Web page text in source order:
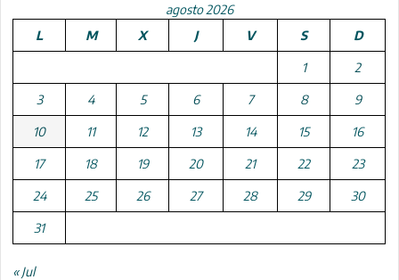
agosto 2026
L
M X J V S D
1 2
3 4 5 6 7 8 9
10 11 12 13 14 15 16
17 18 19 20 21 22 23
24 25 26 27 28 29 30
31
« Jul